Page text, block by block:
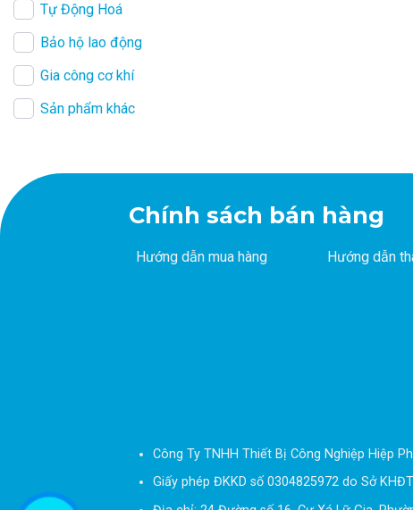
Tự Động Hoá
Bảo hộ lao động
Gia công cơ khí
Sản phẩm khác
Chính sách bán hàng
Hướng dẫn mua hàng Hướng dẫn
Công Ty TNHH Thiết Bị Công Nghiệp Hiệp
Giấy phép ĐKKD số 0304825972 do Sở